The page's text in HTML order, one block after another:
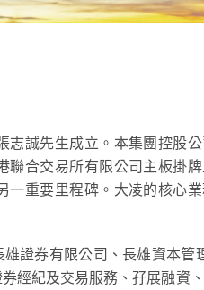
志誠先生成立。本集團控股
聯合交易所有限公司主板掛
一重要里程碑。大凌的核心
證券有限公司、長雄資本管
經紀及交易服務、孖展融資